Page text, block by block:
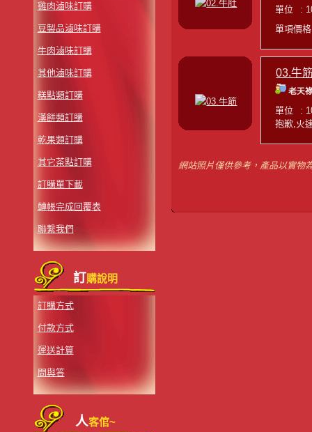
雞肉滷味訂購
豆製品滷味訂購
牛肉滷味訂購
其他滷味訂購
糕點類訂購
漢餅類訂購
乾果類訂購
其它茶點訂購
訂購單下載
轉帳完成回覆表
聯繫我們
訂購說明
訂購方式
付款方式
運送計算
問與答
人客倌~
單位
:
單項價
03.牛
老天
單位
:
抱歉,火
網站照片僅供參考，產品以實物